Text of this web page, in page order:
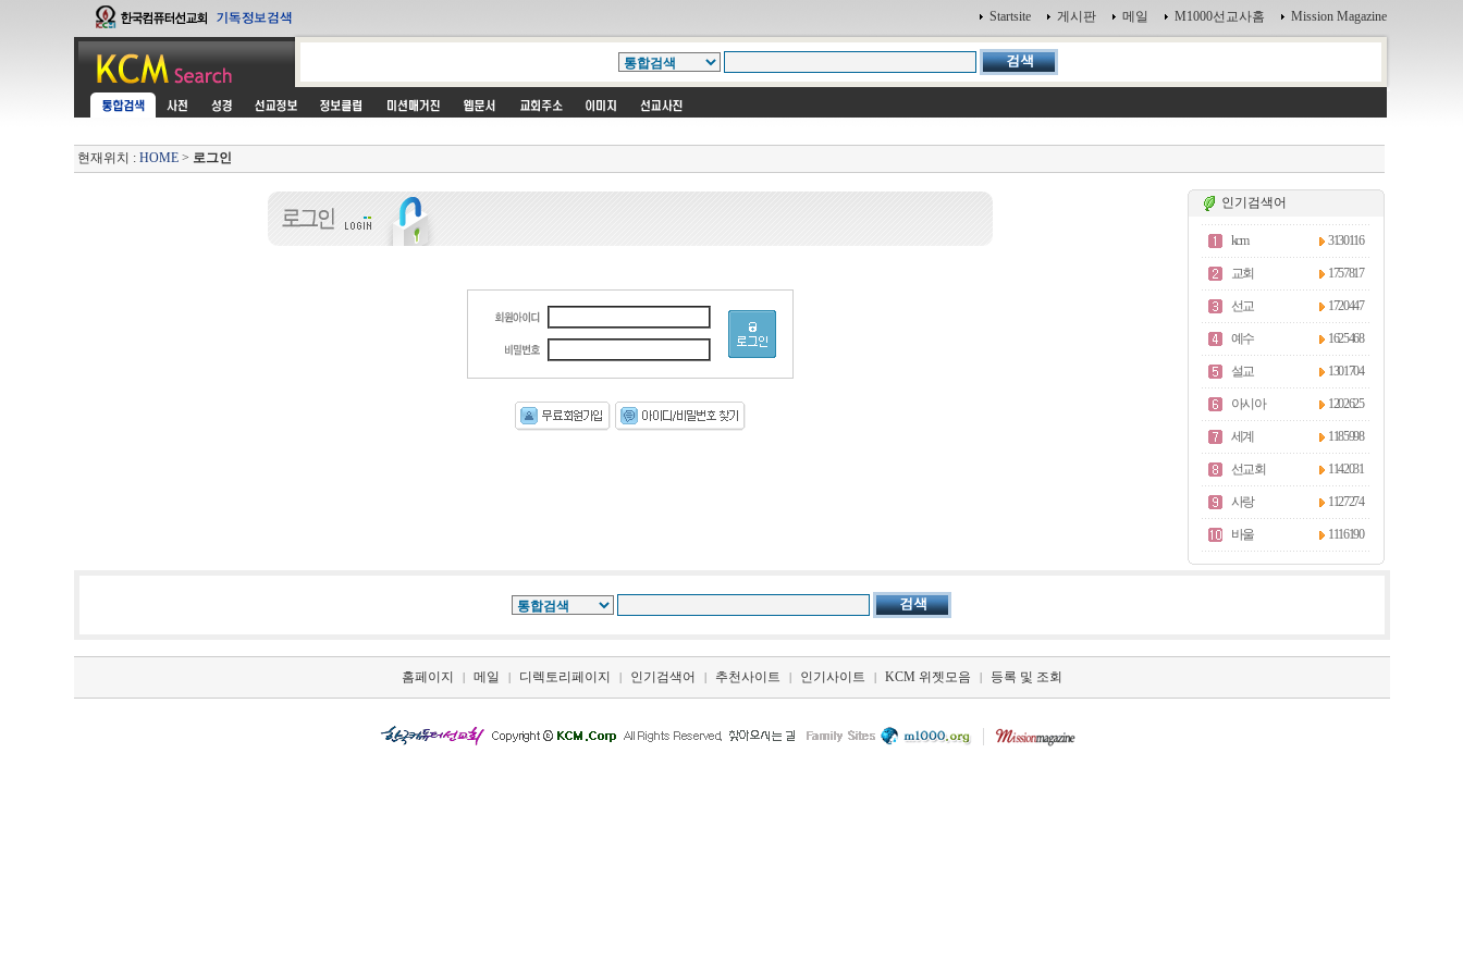
Startsite 게시판 메일 M1000선교사홈 Mission Magazine
현재위치 : HOME> 로그인
인기검색어
kcm 3130116
교회 1757817
선교 1720447
예수 1625468
설교 1301704
아시아 1202625
세계 1185998
선교회 1142031
사랑 1127274
바울 1116190
홈페이지 | 메일 | 디렉토리페이지 | 인기검색어 | 추천사이트 | 인기사이트 | KCM 위젯모음 | 등록 및 조회